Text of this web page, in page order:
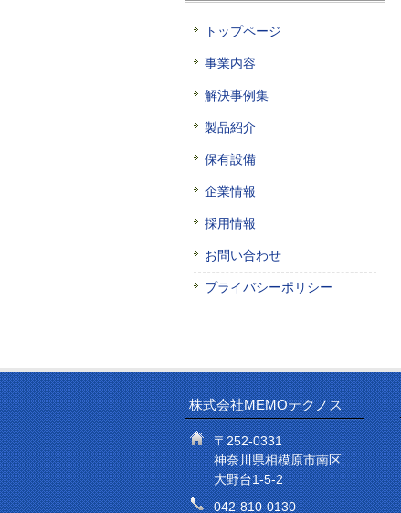
トップページ
事業内容
解決事例集
製品紹介
保有設備
企業情報
採用情報
お問い合わせ
プライバシーポリシー
株式会社MEMOテクノス
〒252-0331
神奈川県相模原市南区
大野台1-5-2
042-810-0130